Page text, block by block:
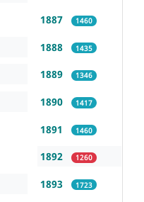
1887 1460
1888 1435
1889 1346
1890 1417
1891 1460
1892 1260
1893 1723